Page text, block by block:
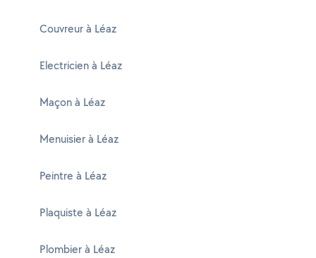
Couvreur à Léaz
Electricien à Léaz
Maçon à Léaz
Menuisier à Léaz
Peintre à Léaz
Plaquiste à Léaz
Plombier à Léaz